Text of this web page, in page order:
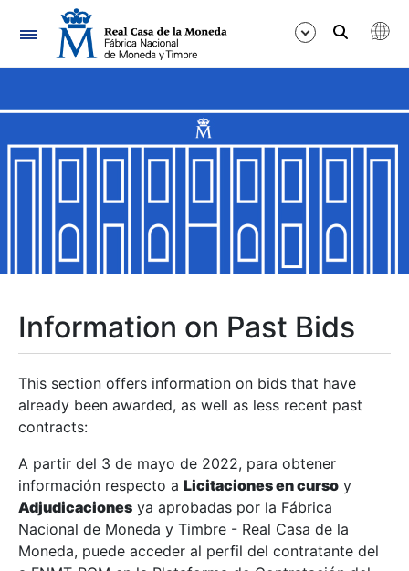
Navigation
Show/Hide
Show/Hide
Show/Hide
Show/Hide
Show/Hide
Information on Past Bids
This section offers information on bids that have
already been awarded, as well as less recent past
contracts:
A partir del 3 de mayo de 2022, para obtener
información respecto a Licitaciones en curso y
Adjudicaciones ya aprobadas por la Fábrica
Nacional de Moneda y Timbre - Real Casa de la
Moneda, puede acceder al perfil del contratante del